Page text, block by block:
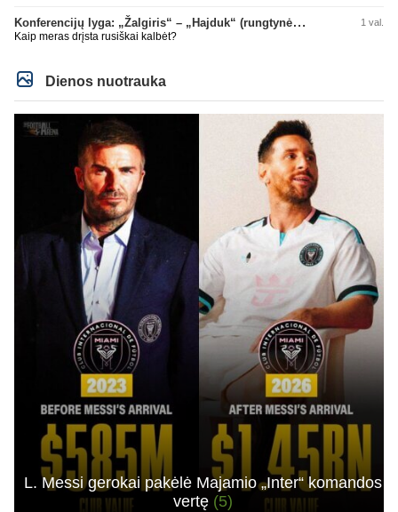
Konferencijų lyga: „Žalgiris“ – „Hajduk“ (rungtynės tiesiogiai) 1 val.
Kaip meras drįsta rusiškai kalbėt?
Dienos nuotrauka
L. Messi gerokai pakėlė Majamio „Inter“ komandos
vertę (5)